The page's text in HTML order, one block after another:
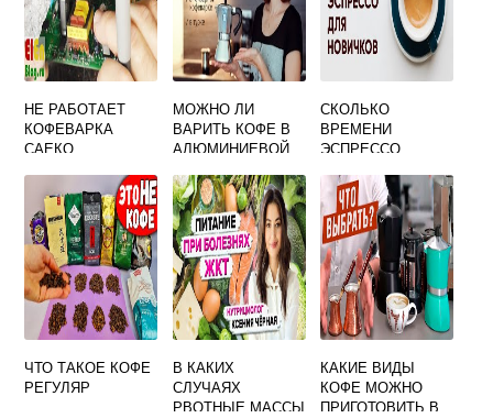
НЕ РАБОТАЕТ
КОФЕВАРКА
САЕКО
МОЖНО ЛИ
ВАРИТЬ КОФЕ В
АЛЮМИНИЕВОЙ
СКОЛЬКО
ВРЕМЕНИ
ЭСПРЕССО
ЧТО ТАКОЕ КОФЕ
РЕГУЛЯР
В КАКИХ
СЛУЧАЯХ
РВОТНЫЕ МАССЫ
КАКИЕ ВИДЫ
КОФЕ МОЖНО
ПРИГОТОВИТЬ В